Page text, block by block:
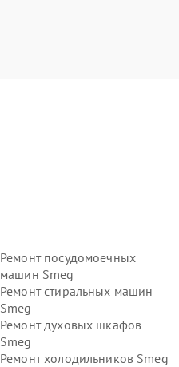
Ремонт посудомоечных
машин Smeg
Ремонт стиральных машин
Smeg
Ремонт духовых шкафов
Smeg
Ремонт холодильников Smeg